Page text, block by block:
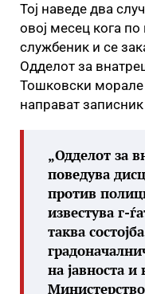
Тој наведе два
овој месец кога
службеник и се
Одделот за
Тошковски морале
направат
„Одделот за
поведува
против
известува г-
таква
на јавноста